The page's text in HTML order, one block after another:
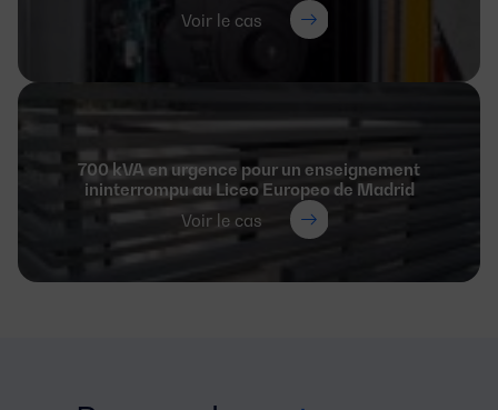
Voir le cas
700 kVA en urgence pour un enseignement
ininterrompu au Liceo Europeo de Madrid
Voir le cas